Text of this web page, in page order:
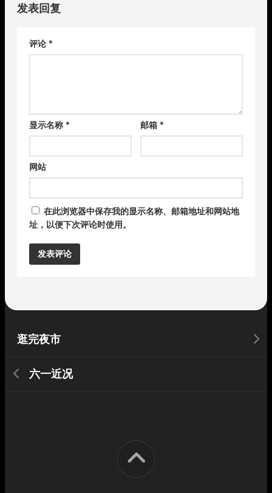
发表回复
评论 *
显示名称 * 邮箱*
网站
在此浏览器中保存我的显示名称、邮箱地址和网站地
址，以便下次评论时使用。
逛完夜市
六一近况